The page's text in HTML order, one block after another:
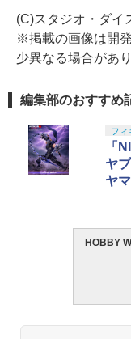
(C)スタジオ・ダイ
※掲載の画像は開
少異なる場合があ
編集部のおすすめ
フィ
「
ヤ
ヤ
HOBBY